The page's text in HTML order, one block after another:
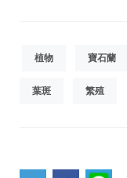
植物 寶石蘭
葉斑 繁殖